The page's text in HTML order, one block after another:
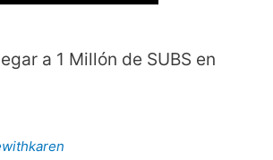
a 1 Millón de SUBS en